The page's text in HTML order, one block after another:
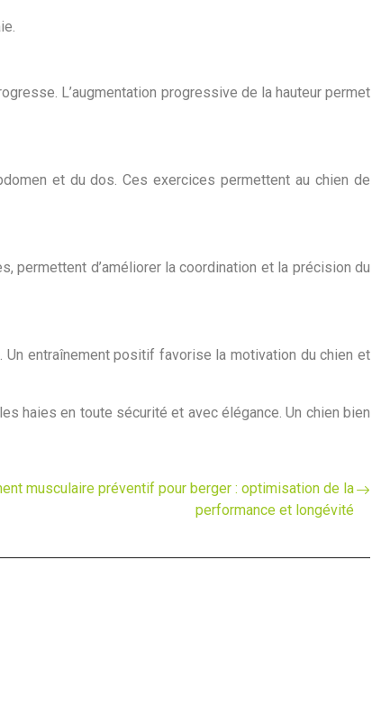
L’augmentation progressive de la hauteur permet
et du dos. Ces exercices permettent au chien de
d’améliorer la coordination et la précision du
entraînement positif favorise la motivation du chien et
haies en toute sécurité et avec élégance. Un chien bien
musculaire préventif pour berger : optimisation de la
performance et longévité